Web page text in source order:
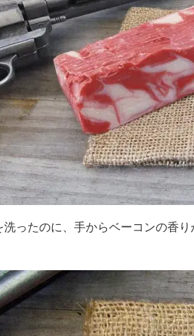
洗ったのに、手からベーコンの香り